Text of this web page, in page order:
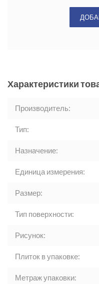
Характеристики
Производитель:
Тип:
Назначение:
Единица измерения:
Размер:
Тип поверхности:
Рисунок:
Плиток в упаковке:
Метраж упаковки: